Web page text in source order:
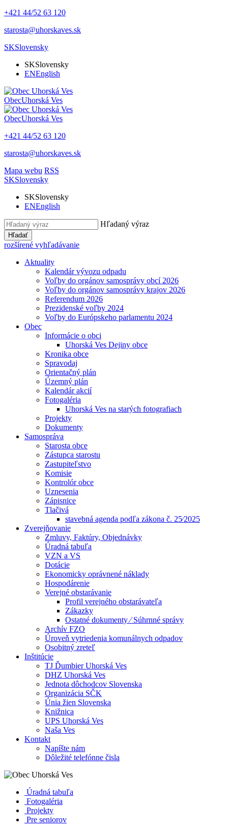
+421 44/52 63 120
starosta@uhorskaves.sk
SKSlovensky
SKSlovensky
ENEnglish
ObecUhorská Ves
ObecUhorská Ves
+421 44/52 63 120
starosta@uhorskaves.sk
Mapa webu RSS
SKSlovensky
SKSlovensky
ENEnglish
Hľadaný výraz
Hľadať
rozšírené vyhľadávanie
Aktuality
Kalendár vývozu odpadu
Voľby do orgánov samosprávy obcí 2026
Voľby do orgánov samosprávy krajov 2026
Referendum 2026
Prezidenské voľby 2024
Voľby do Európskeho parlamentu 2024
Obec
Informácie o obci
Uhorská Ves Dejiny obce
Kronika obce
Spravodaj
Orientačný plán
Územný plán
Kalendár akcií
Fotogaléria
Uhorská Ves na starých fotografiach
Projekty
Dokumenty
Samospráva
Starosta obce
Zástupca starostu
Zastupiteľstvo
Komisie
Kontrolór obce
Uznesenia
Zápisnice
Tlačivá
stavebná agenda podľa zákona č. 25⁄2025
Zverejňovanie
Zmluvy, Faktúry, Objednávky
Úradná tabuľa
VZN a VS
Dotácie
Ekonomicky oprávnené náklady
Hospodárenie
Verejné obstarávanie
Profil verejného obstarávateľa
Zákazky
Ostatné dokumenty ⁄ Súhrnné správy
Archív FZO
Úroveň vytriedenia komunálnych odpadov
Osobitný zreteľ
Inštitúcie
TJ Ďumbier Uhorská Ves
DHZ Uhorská Ves
Jednota dôchodcov Slovenska
Organizácia SČK
Únia žien Slovenska
Knižnica
UPS Uhorská Ves
Naša Ves
Kontakt
Napíšte nám
Dôležité telefónne čisla
Úradná tabuľa
Fotogaléria
Projekty
Pre seniorov